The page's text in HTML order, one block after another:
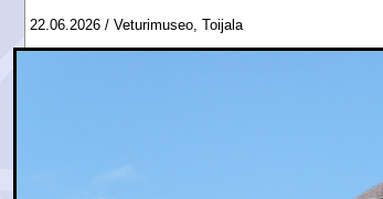
22.06.2026 / Veturimuseo, Toijala